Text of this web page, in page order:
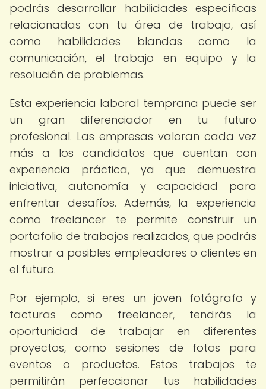
podrás desarrollar habilidades específicas
relacionadas con tu área de trabajo, así
como habilidades blandas como la
comunicación, el trabajo en equipo y la
resolución de problemas.
Esta experiencia laboral temprana puede ser
un gran diferenciador en tu futuro
profesional. Las empresas valoran cada vez
más a los candidatos que cuentan con
experiencia práctica, ya que demuestra
iniciativa, autonomía y capacidad para
enfrentar desafíos. Además, la experiencia
como freelancer te permite construir un
portafolio de trabajos realizados, que podrás
mostrar a posibles empleadores o clientes en
el futuro.
Por ejemplo, si eres un joven fotógrafo y
facturas como freelancer, tendrás la
oportunidad de trabajar en diferentes
proyectos, como sesiones de fotos para
eventos o productos. Estos trabajos te
permitirán perfeccionar tus habilidades